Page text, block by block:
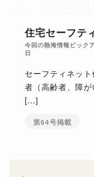
住宅セーフテ
今回の熱海情報ピック
日
セーフティネッ
者（高齢者、障
[…]
第64号掲載